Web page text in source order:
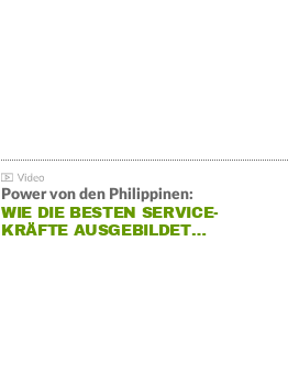
Power von den Philippinen:
WIE DIE BESTEN SERVICE-
KRÄFTE AUSGEBILDET…